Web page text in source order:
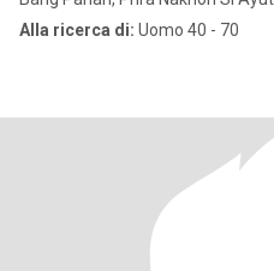
Alla ricerca di: Uomo 40 - 70